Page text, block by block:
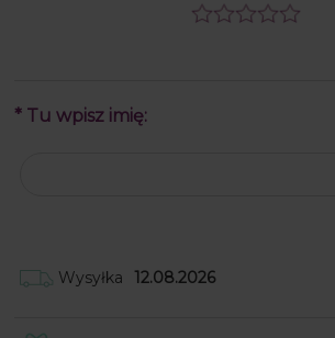
* Tu wpisz imię:
Wysyłka 12.08.2026